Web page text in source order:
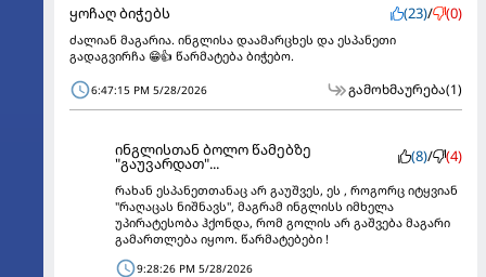
ყოჩაღ ბიჭებს (23)/ (0)
ძალიან მაგარია. ინგლისა დაამარცხეს და ესპანეთი
გადაგვირჩა 😁👍 წარმატება ბიჭებო.
6:47:15 PM 5/28/2026 გამოხმაურება(1)
ინგლისთან ბოლო წამებზე
"გაუვარდათ"... (8)/ (4)
რახან ესპანეთთანაც არ გაუშვეს, ეს , როგორც იტყვიან
"რაღაცას ნიშნავს", მაგრამ ინგლისს იმხელა
უპირატესობა ჰქონდა, რომ გოლის არ გაშვება მაგარი
გამართლება იყოო. წარმატებები !
9:28:26 PM 5/28/2026